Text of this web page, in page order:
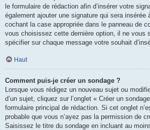
le formulaire de rédaction afin d’insérer votre
également ajouter une signature qui sera
cochant la case appropriée dans le panneau de
vous choisissez cette dernière option, il ne vous
spécifier sur chaque message votre souhait
Haut
Comment puis-je créer un sondage ?
Lorsque vous rédigez un nouveau sujet ou
d’un sujet, cliquez sur l’onglet « Créer un
formulaire principal de rédaction. Si cet onglet
probable que vous n’ayez pas la permission de
Saisissez le titre du sondage en incluant au